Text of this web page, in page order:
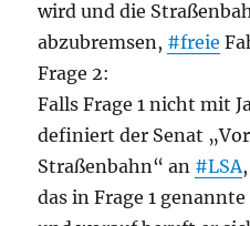
wird und die
abzubremsen, #freie
Frage 2:
Falls Frage 1 nicht mit
definiert der Senat
Straßenbahn“ an #LSA
das in Frage 1